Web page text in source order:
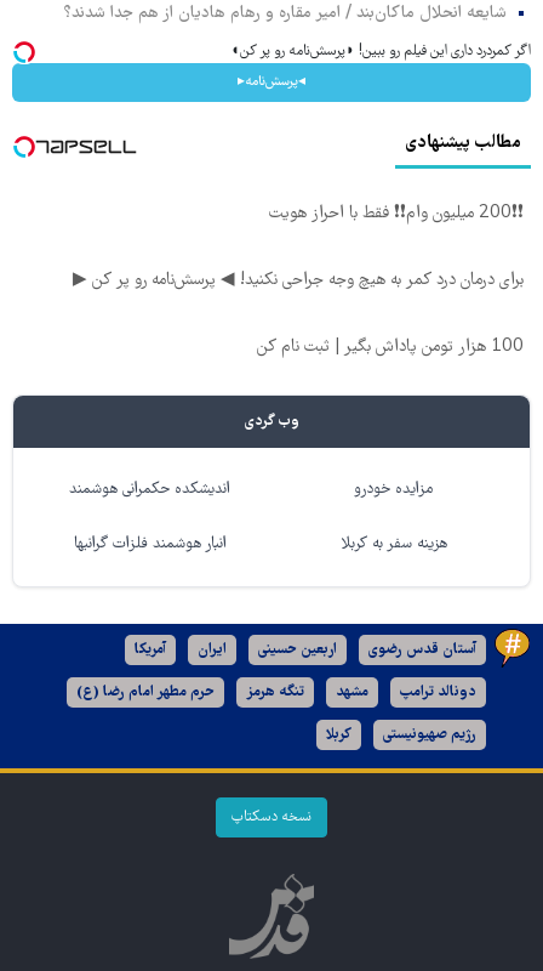
شایعه انحلال ماکان‌بند / امیر مقاره و رهام هادیان از هم جدا شدند؟
اگر کمردرد داری این فیلم رو ببین! ◗پرسش‌نامه رو پر کن◖
◂پرسش‌نامه▸
مطالب پیشنهادی
❗❗200 میلیون وام❗❗ فقط با احراز هویت
برای درمان درد کمر به هیچ وجه جراحی نکنید! ◀ پرسش‌نامه رو پر کن ▶
100 هزار تومن پاداش بگیر | ثبت نام کن
وب گردی
مزایده خودرو اندیشکده حکمرانی هوشمند
هزینه سفر به کربلا انبار هوشمند فلزات گرانبها
آستان قدس رضوی اربعین حسینی ایران آمریکا
دونالد ترامپ مشهد تنگه هرمز حرم مطهر امام رضا (ع)
رژیم صهیونیستی کربلا
نسخه دسکتاپ